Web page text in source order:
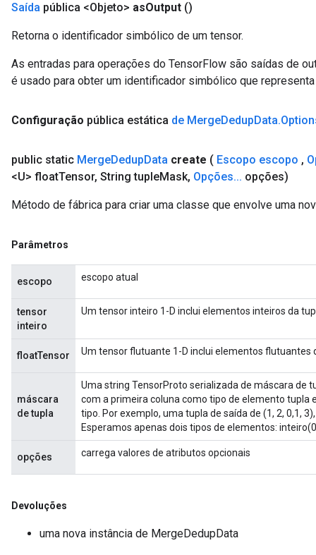
Saída pública <Objeto> asOutput ()
Retorna o identificador simbólico de um tensor.
As entradas para operações do TensorFlow são saídas de
é usado para obter um identificador simbólico que
Configuração pública estática de MergeDedupData.
public static MergeDedupData create ( Escopo escopo ,
<U> floatTensor, String tupleMask, Opções... opções)
Método de fábrica para criar uma classe que envolve uma
Parâmetros
escopo escopo atual
tensor
inteiro
Um tensor inteiro 1-D inclui elementos inteiros da
floatTensor Um tensor flutuante 1-D inclui elementos flutuantes
máscara
de tupla
Uma string TensorProto serializada de máscara de
com a primeira coluna como tipo de elemento tupla
tipo. Por exemplo, uma tupla de saída de (1, 2, 0,1,
Esperamos apenas dois tipos de elementos:
opções carrega valores de atributos opcionais
Devoluções
uma nova instância de MergeDedupData